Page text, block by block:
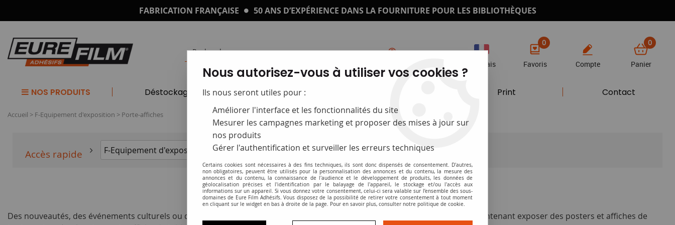
FABRICATION FRANÇAISE 50 ANS D’EXPÉRIENCE DANS LA FOURNITURE POUR LES BIBLIOTHÈQUES
Français
0
Favoris Compte
0
Panier
NOS PRODUITS Déstockage Catalogue Print Contact
Accueil > F-Equipement d'exposition > Porte-affiches
Accès rapide
Présentoir à affiches et porte-affiches
Des nouveautés, des événements culturels ou des informations pratiques à communiquer à vos adhérents ? Vous pouvez maintenant exposer des posters et affiches de
Nous autorisez-vous à utiliser vos cookies ?
Ils nous seront utiles pour :
Améliorer l'interface et les fonctionnalités du site
Mesurer les campagnes marketing et proposer des mises à jour sur
nos produits
Gérer l'authentification et surveiller les erreurs techniques
Certains cookies sont nécessaires à des fins techniques, ils sont donc dispensés de consentement. D'autres,
non obligatoires, peuvent être utilisés pour la personnalisation des annonces et du contenu, la mesure des
annonces et du contenu, la connaissance de l'audience et le développement de produits, les données de
géolocalisation précises et l'identification par le balayage de l'appareil, le stockage et/ou l'accès aux
informations sur un appareil. Si vous donnez votre consentement, celui-ci sera valable sur l’ensemble des sous-
domaines de Eure Film Adhésifs. Vous disposez de la possibilité de retirer votre consentement à tout moment
en cliquant sur le widget en bas à droite de la page. Pour en savoir plus, consulter notre politique de cookie.